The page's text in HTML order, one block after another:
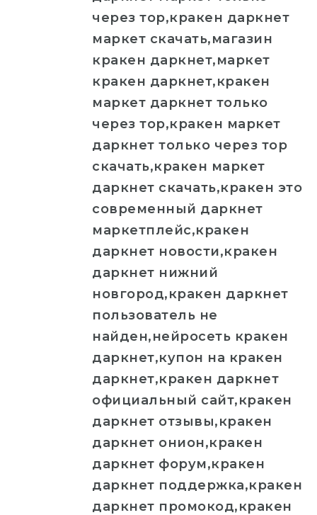
через тор,кракен даркнет
маркет скачать,магазин
кракен даркнет,маркет
кракен даркнет,кракен
маркет даркнет только
через тор,кракен маркет
даркнет только через тор
скачать,кракен маркет
даркнет скачать,кракен это
современный даркнет
маркетплейс,кракен
даркнет новости,кракен
даркнет нижний
новгород,кракен даркнет
пользователь не
найден,нейросеть кракен
даркнет,купон на кракен
даркнет,кракен даркнет
официальный сайт,кракен
даркнет отзывы,кракен
даркнет онион,кракен
даркнет форум,кракен
даркнет поддержка,кракен
даркнет промокод,кракен